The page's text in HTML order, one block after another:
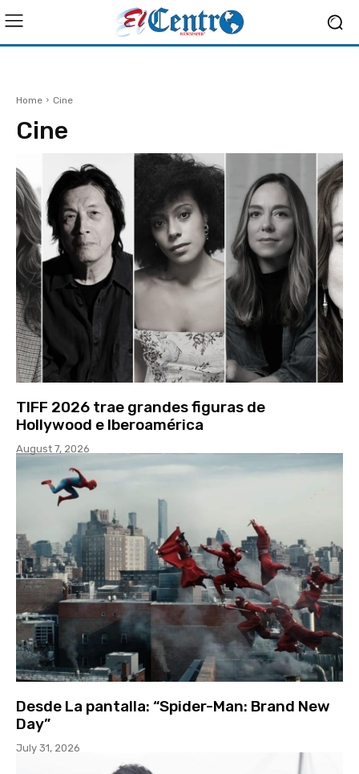
Home Cine
Cine
TIFF 2026 trae grandes figuras de
Hollywood e Iberoamérica
August 7, 2026
Desde La pantalla: “Spider-Man: Brand New
Day”
July 31, 2026